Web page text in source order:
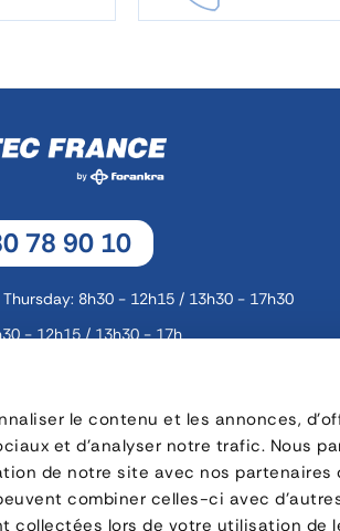
le contenu et les annonces,
et d'analyser notre trafic. Nous
de notre site avec nos partenaires
combiner celles-ci avec
collectées lors de votre utilisation de
78 90 10
8h30 - 12h15 / 13h30 - 17h30
- 12h15 / 13h30 - 17h